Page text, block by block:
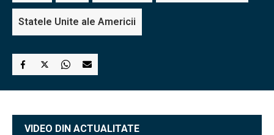
Statele Unite ale Americii
VIDEO DIN ACTUALITATE